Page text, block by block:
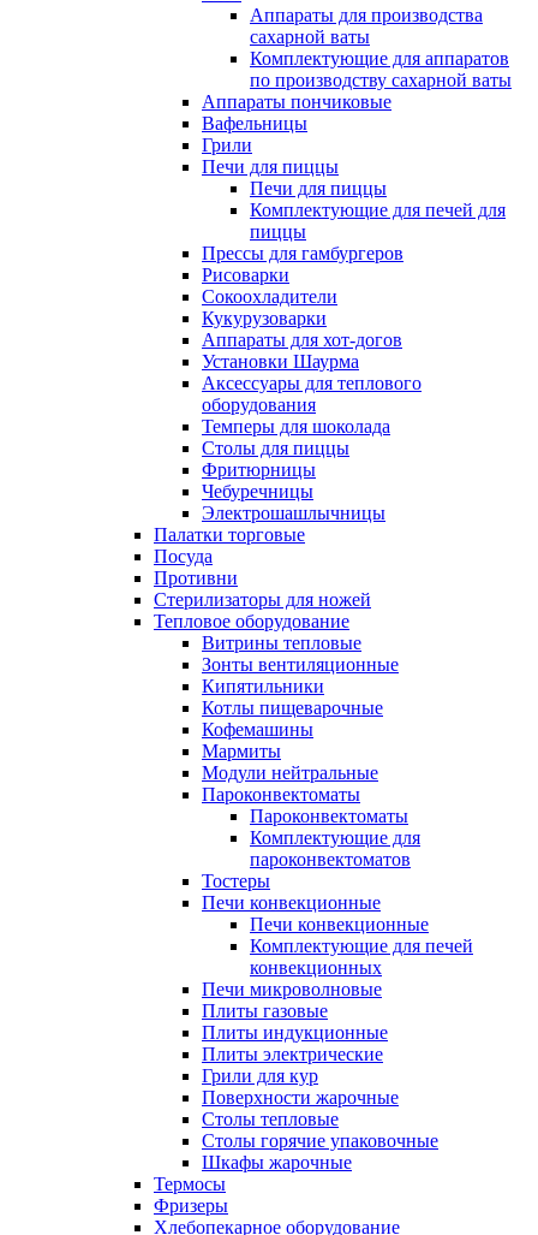
Аппараты для производства
сахарной ваты
Комплектующие для аппаратов
по производству сахарной ваты
Аппараты пончиковые
Вафельницы
Грили
Печи для пиццы
Печи для пиццы
Комплектующие для печей для
пиццы
Прессы для гамбургеров
Рисоварки
Сокоохладители
Кукурузоварки
Аппараты для хот-догов
Установки Шаурма
Аксессуары для теплового
оборудования
Темперы для шоколада
Столы для пиццы
Фритюрницы
Чебуречницы
Электрошашлычницы
Палатки торговые
Посуда
Противни
Стерилизаторы для ножей
Тепловое оборудование
Витрины тепловые
Зонты вентиляционные
Кипятильники
Котлы пищеварочные
Кофемашины
Мармиты
Модули нейтральные
Пароконвектоматы
Пароконвектоматы
Комплектующие для
пароконвектоматов
Тостеры
Печи конвекционные
Печи конвекционные
Комплектующие для печей
конвекционных
Печи микроволновые
Плиты газовые
Плиты индукционные
Плиты электрические
Грили для кур
Поверхности жарочные
Столы тепловые
Столы горячие упаковочные
Шкафы жарочные
Термосы
Фризеры
Хлебопекарное оборудование